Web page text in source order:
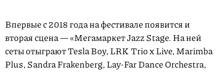
Впервые с 2018 года на фестивале появится и
вторая сцена — «Мегамаркет Jazz Stage. На ней
сеты отыграют Tesla Boy, LRK Trio x Live, Marimba
Plus, Sandra Frakenberg, Lay-Far Dance Orchestra,